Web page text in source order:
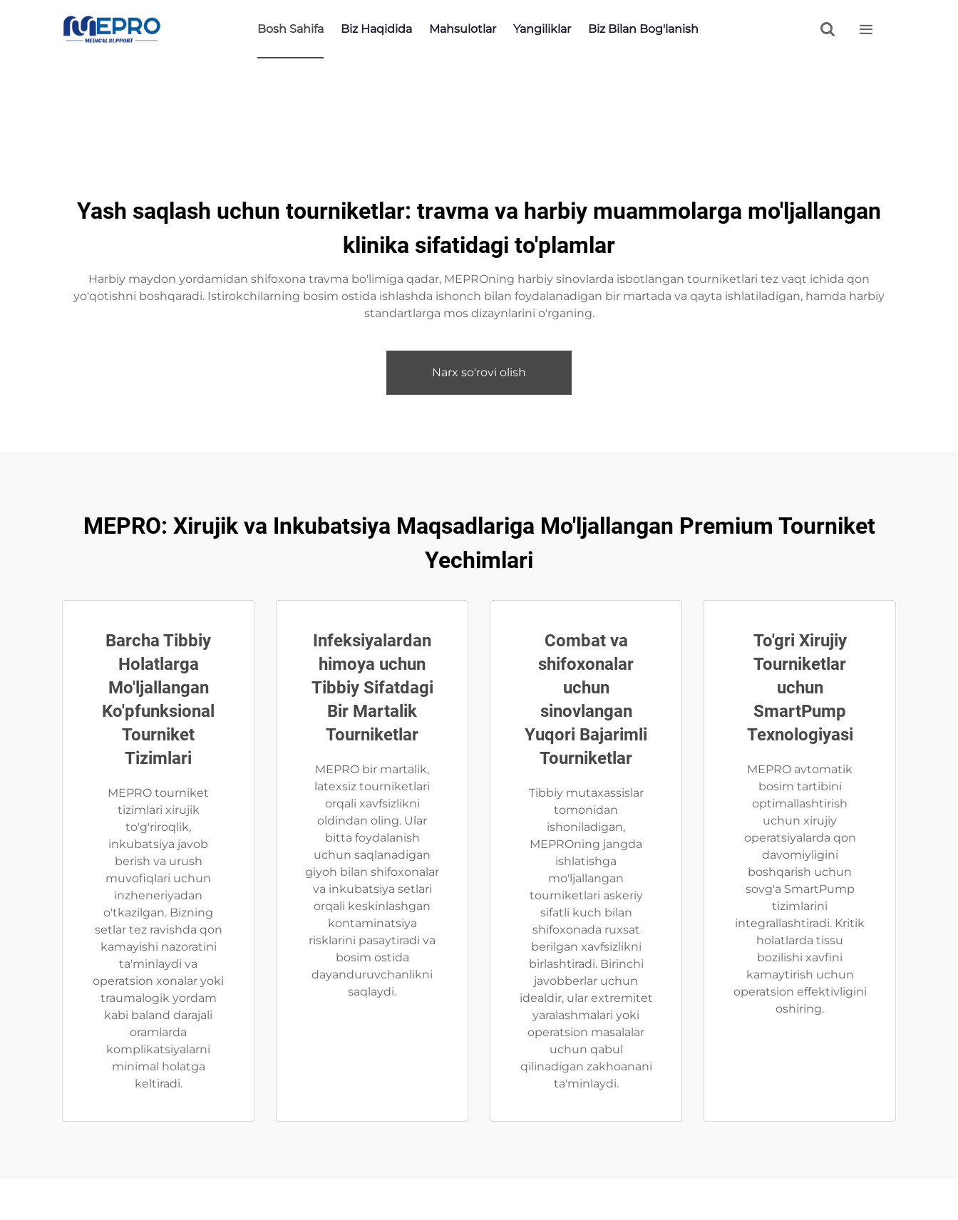
Bosh Sahifa Biz Haqidida Mahsulotlar Yangiliklar Biz Bilan Bog'lanish  
Yash saqlash uchun tourniketlar: travma va harbiy muammolarga mo'ljallangan
klinika sifatidagi to'plamlar
Harbiy maydon yordamidan shifoxona travma bo'limiga qadar, MEPROning harbiy sinovlarda isbotlangan tourniketlari tez vaqt ichida qon
yo'qotishni boshqaradi. Istirokchilarning bosim ostida ishlashda ishonch bilan foydalanadigan bir martada va qayta ishlatiladigan, hamda harbiy
standartlarga mos dizaynlarini o'rganing.
Narx so'rovi olish
MEPRO: Xirujik va Inkubatsiya Maqsadlariga Mo'ljallangan Premium Tourniket
Yechimlari
Barcha Tibbiy
Holatlarga
Mo'ljallangan
Ko'pfunksional
Tourniket
Tizimlari
MEPRO tourniket
tizimlari xirujik
to'g'riroqlik,
inkubatsiya javob
berish va urush
muvofiqlari uchun
inzheneriyadan
o'tkazilgan. Bizning
setlar tez ravishda qon
kamayishi nazoratini
ta'minlaydi va
operatsion xonalar yoki
traumalogik yordam
kabi baland darajali
oramlarda
komplikatsiyalarni
minimal holatga
keltiradi.
Infeksiyalardan
himoya uchun
Tibbiy Sifatdagi
Bir Martalik
Tourniketlar
MEPRO bir martalik,
latexsiz tourniketlari
orqali xavfsizlikni
oldindan oling. Ular
bitta foydalanish
uchun saqlanadigan
giyoh bilan shifoxonalar
va inkubatsiya setlari
orqali keskinlashgan
kontaminatsiya
risklarini pasaytiradi va
bosim ostida
dayanduruvchanlikni
saqlaydi.
Combat va
shifoxonalar
uchun
sinovlangan
Yuqori Bajarimli
Tourniketlar
Tibbiy mutaxassislar
tomonidan
ishoniladigan,
MEPROning jangda
ishlatishga
mo'ljallangan
tourniketlari askeriy
sifatli kuch bilan
shifoxonada ruxsat
berilgan xavfsizlikni
birlashtiradi. Birinchi
javobberlar uchun
idealdir, ular extremitet
yaralashmalari yoki
operatsion masalalar
uchun qabul
qilinadigan zakhoanani
ta'minlaydi.
To'gri Xirujiy
Tourniketlar
uchun
SmartPump
Texnologiyasi
MEPRO avtomatik
bosim tartibini
optimallashtirish
uchun xirujiy
operatsiyalarda qon
davomiyligini
boshqarish uchun
sovg'a SmartPump
tizimlarini
integrallashtiradi. Kritik
holatlarda tissu
bozilishi xavfini
kamaytirish uchun
operatsion effektivligini
oshiring.